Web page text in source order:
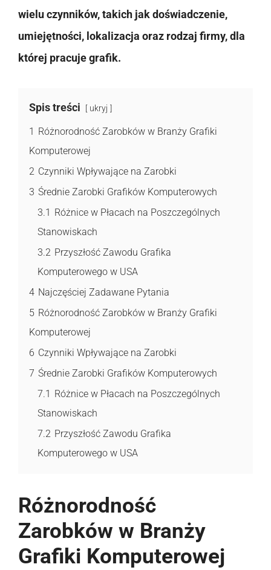
wielu czynników, takich jak doświadczenie,
umiejętności, lokalizacja oraz rodzaj firmy, dla
której pracuje grafik.
Spis treści ukryj
1
Różnorodność Zarobków w Branży Grafiki
Komputerowej
2 Czynniki Wpływające na Zarobki
3 Średnie Zarobki Grafików Komputerowych
3.1
Różnice w Płacach na Poszczególnych
Stanowiskach
3.2 Przyszłość Zawodu Grafika
Komputerowego w USA
4 Najczęściej Zadawane Pytania
5 Różnorodność Zarobków w Branży Grafiki
Komputerowej
6 Czynniki Wpływające na Zarobki
7 Średnie Zarobki Grafików Komputerowych
7.1
Różnice w Płacach na Poszczególnych
Stanowiskach
7.2 Przyszłość Zawodu Grafika
Komputerowego w USA
Różnorodność
Zarobków w Branży
Grafiki Komputerowej